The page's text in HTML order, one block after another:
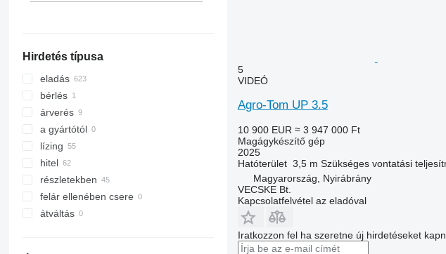
Hirdetés típusa
eladás
bérlés
árverés
a gyártótól
lízing
hitel
részletekben
felár ellenében csere
átváltás
5
VIDEÓ
Agro-Tom UP 3.5
10 900 EUR ≈ 3 947 000 Ft
Magágykészítő gép
2025
Hatóterület 3,5 m Szükséges vontatási
Magyarország, Nyirábrány
VECSKE Bt.
Kapcsolatfelvétel az eladóval
Iratkozzon fel ha szeretne új hirdetéseket